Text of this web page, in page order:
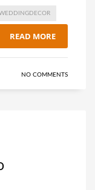
READ MORE
NO COMMENTS